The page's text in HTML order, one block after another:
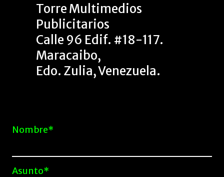
Torre Multimedios
Publicitarios
Calle 96 Edif. #18-117.
Maracaibo,
Edo. Zulia, Venezuela.
Nombre*
Asunto*